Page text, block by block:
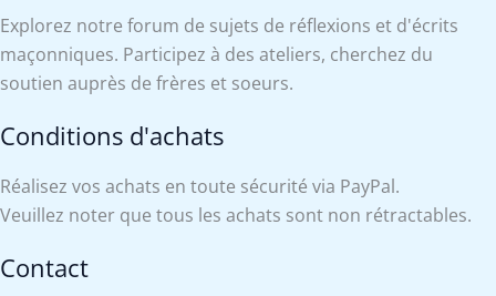
Explorez notre forum de sujets de réflexions et d'écrits
maçonniques. Participez à des ateliers, cherchez du
soutien auprès de frères et soeurs.
Conditions d'achats
Réalisez vos achats en toute sécurité via PayPal.
Veuillez noter que tous les achats sont non rétractables.
Contact